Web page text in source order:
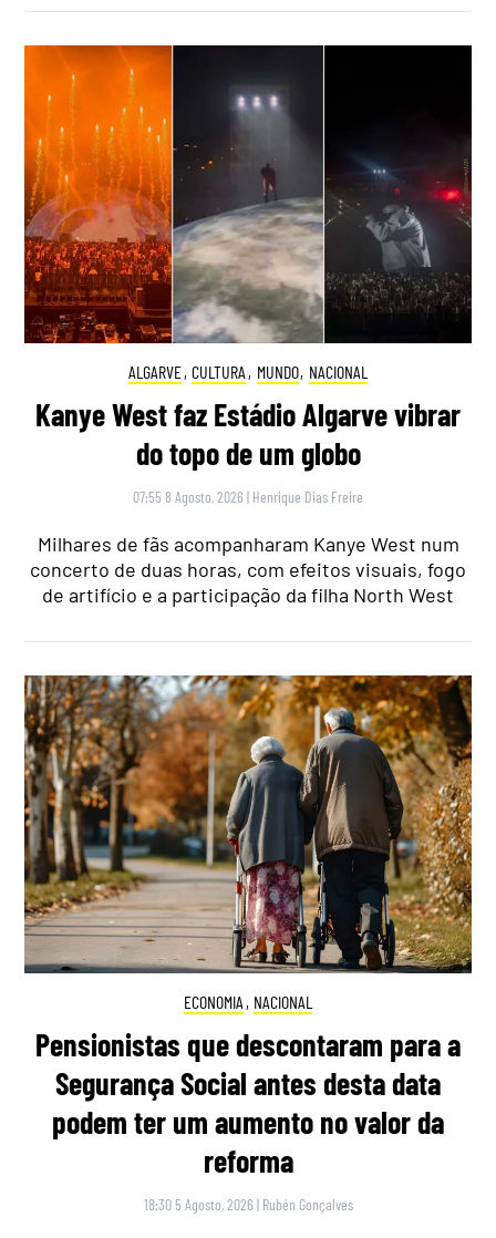
ALGARVE, CULTURA , MUNDO, NACIONAL
Kanye West faz Estádio Algarve vibrar
do topo de um globo
07:55 8 Agosto, 2026 | Henrique Dias Freire
Milhares de fãs acompanharam Kanye West num
concerto de duas horas, com efeitos visuais, fogo
de artifício e a participação da filha North West
ECONOMIA , NACIONAL
Pensionistas que descontaram para a
Segurança Social antes desta data
podem ter um aumento no valor da
reforma
18:30 5 Agosto, 2026 | Rubén Gonçalves